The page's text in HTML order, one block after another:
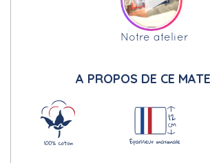
Notre atelier
A PROPOS DE CE